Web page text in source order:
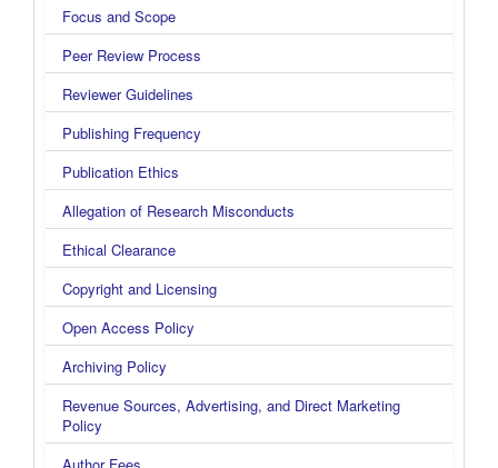
kanan
new
Focus and Scope
Peer Review Process
Reviewer Guidelines
Publishing Frequency
Publication Ethics
Allegation of Research Misconducts
Ethical Clearance
Copyright and Licensing
Open Access Policy
Archiving Policy
Revenue Sources, Advertising, and Direct Marketing
Policy